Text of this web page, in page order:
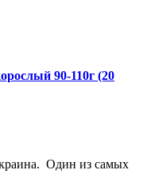
90-110г (20
Один из самых